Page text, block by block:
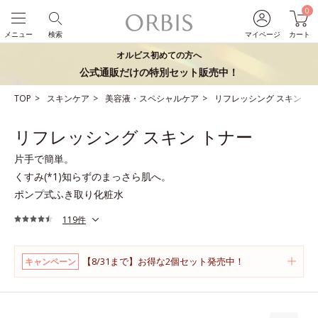
マイページ
0
カート
検索
メニュー
オルビス初めての方へ
公式通販だけの特別セット販売中！
TOP スキンケア 美容液・スペシャルケア リフレッシング スキン ト
リフレッシング スキン トナー
片手で簡単。
くすみ(*1)知らずのまっさら肌へ。
ポンプ式ふき取り化粧水
119件
キャンペーン 【8/31まで】お得な2個セット発売中！